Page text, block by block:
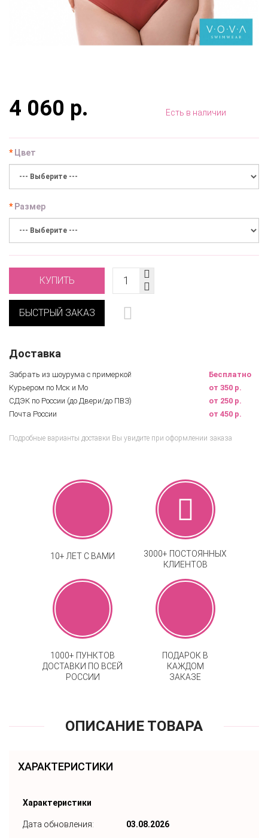
4 060 р. Есть в наличии
Цвет
Размер
КУПИТЬ
БЫСТРЫЙ ЗАКАЗ
Доставка
Забрать из шоурума с примеркой
Бесплатно
Курьером по Мск и Мо
от 350 р.
СДЭК по России (до Двери/до ПВЗ)
от 250 р.
Почта России
от 450 р.
Подробные варианты доставки Вы увидите при оформлении заказа
10+ ЛЕТ С ВАМИ
3000+ ПОСТОЯННЫХ
КЛИЕНТОВ
1000+ ПУНКТОВ
ДОСТАВКИ ПО ВСЕЙ
РОССИИ
ПОДАРОК В
КАЖДОМ
ЗАКАЗЕ
ОПИСАНИЕ ТОВАРА
ХАРАКТЕРИСТИКИ
Характеристики
Дата обновления: 03.08.2026